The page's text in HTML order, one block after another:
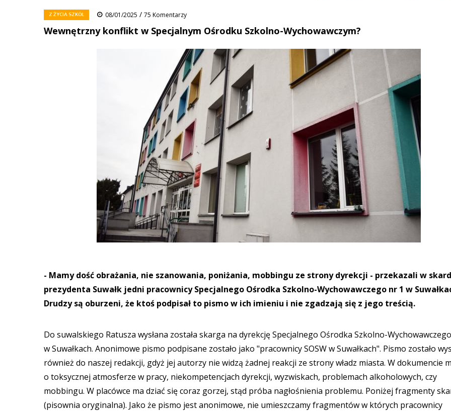
Z ŻYCIA SZKÓŁ 08/01/2025 / 75 Komentarzy
Wewnętrzny konflikt w Specjalnym Ośrodku Szkolno-Wychowawczym?
- Mamy dość obrażania, nie szanowania, poniżania, mobbingu ze strony dyrekcji - przekazali w
prezydenta Suwałk jedni pracownicy Specjalnego Ośrodka Szkolno-Wychowawczego nr 1 w
Drudzy są oburzeni, że ktoś podpisał to pismo w ich imieniu i nie zgadzają się z jego treścią.
Do suwalskiego Ratusza wysłana została skarga na dyrekcję Specjalnego Ośrodka Szkolno-
w Suwałkach. Anonimowe pismo podpisane zostało jako "pracownicy SOSW w Suwałkach". Pismo zostało
również do naszej redakcji, gdyż jej autorzy nie widzą żadnej reakcji ze strony władz miasta. W dokumencie
o toksycznej atmosferze w pracy, niekompetencjach dyrekcji, wyzwiskach, problemach alkoholowych, czy
mobbingu. W placówce ma dziać się coraz gorzej, stąd próba nagłośnienia problemu. Poniżej fragmenty
(pisownia oryginalna). Jako że pismo jest anonimowe, nie umieszczamy fragmentów w których pracownicy